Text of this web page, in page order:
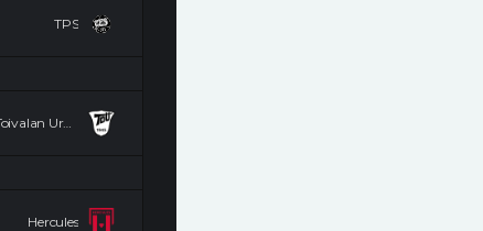
TPS
Toivalan Urheilijat Naiset
Hercules